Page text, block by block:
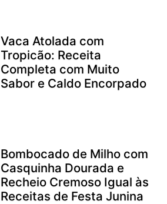
Vaca Atolada com
Tropicão: Receita
Completa com Muito
Sabor e Caldo Encorpado
Bombocado de Milho com
Casquinha Dourada e
Recheio Cremoso Igual às
Receitas de Festa Junina